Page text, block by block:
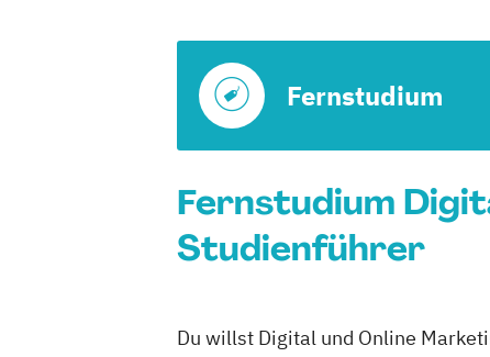
Fernstudium
Fernstudium
Studienführer
Du willst Digital und Online